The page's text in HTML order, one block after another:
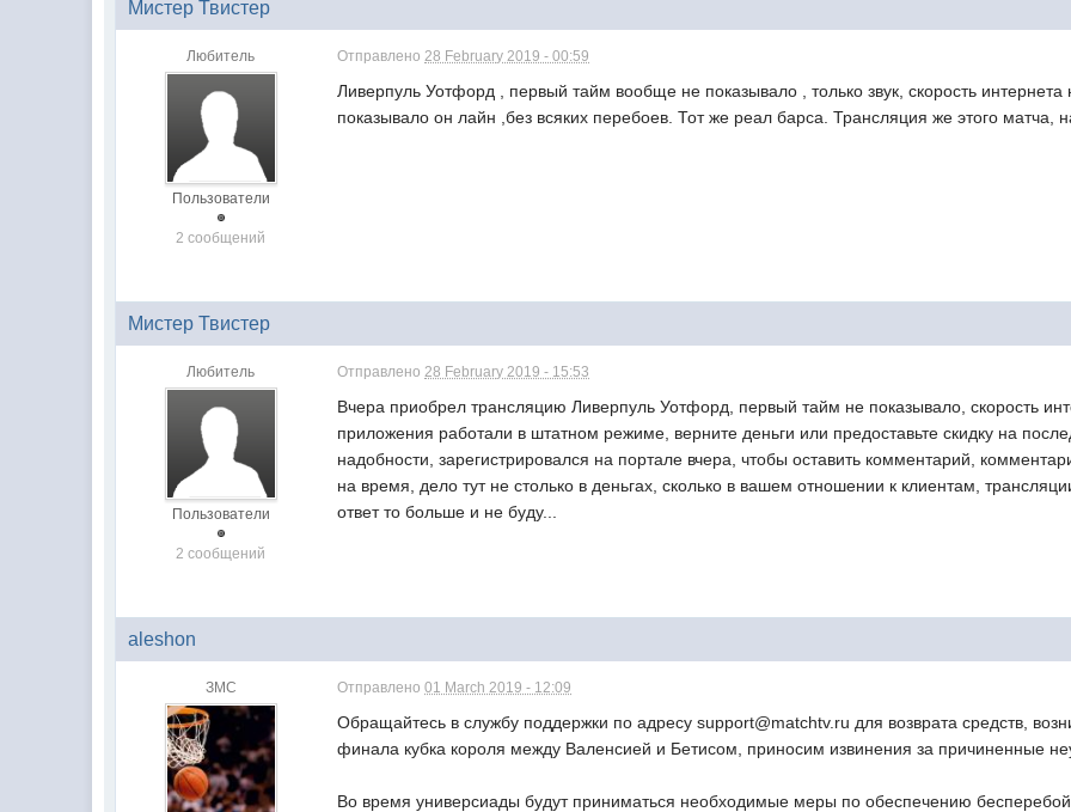
Мистер Твистер
Любитель
Пользователи
2 сообщений
Отправлено28 February 2019 - 00:59
Ливерпуль Уотфорд , первый тайм вообще не показывало , только звук, скорость интернета
показывало он лайн ,без всяких перебоев. Тот же реал барса. Трансляция же этого матча,
Мистер Твистер
Любитель
Пользователи
2 сообщений
Отправлено28 February 2019 - 15:53
Вчера приобрел трансляцию Ливерпуль Уотфорд, первый тайм не показывало, скорость
приложения работали в штатном режиме, верните деньги или предоставьте скидку на
надобности, зарегистрировался на портале вчера, чтобы оставить комментарий,
на время, дело тут не столько в деньгах, сколько в вашем отношении к клиентам,
ответ то больше и не буду...
aleshon
ЗМС Отправлено01 March 2019 - 12:09
Обращайтесь в службу поддержки по адресу support@matchtv.ru для возврата средств,
финала кубка короля между Валенсией и Бетисом, приносим извинения за причиненные
Во время универсиады будут приниматься необходимые меры по обеспечению